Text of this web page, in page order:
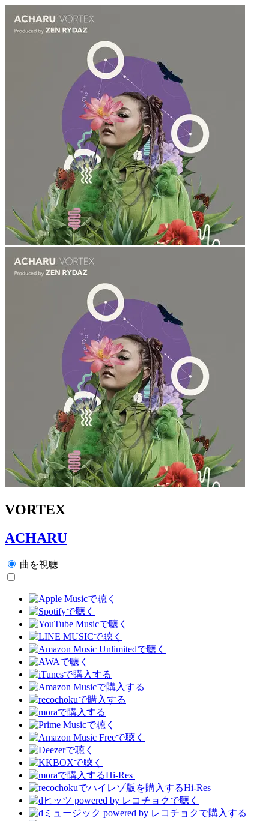
VORTEX
ACHARU
曲を視聴
Hi-Res
Hi-Res